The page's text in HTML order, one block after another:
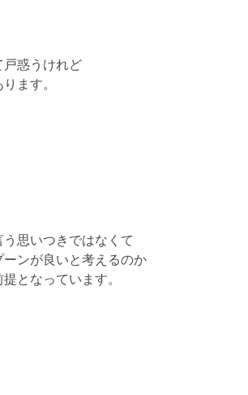
惑うけれど
ます。
思いつきではなくて
ンが良いと考えるのか
となっています。